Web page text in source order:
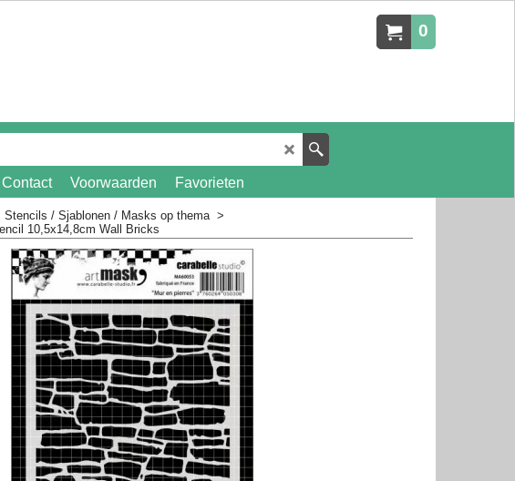
0
Contact Voorwaarden
Favorieten
Stencils / Sjablonen / Masks op thema>
10,5x14,8cm Wall Bricks